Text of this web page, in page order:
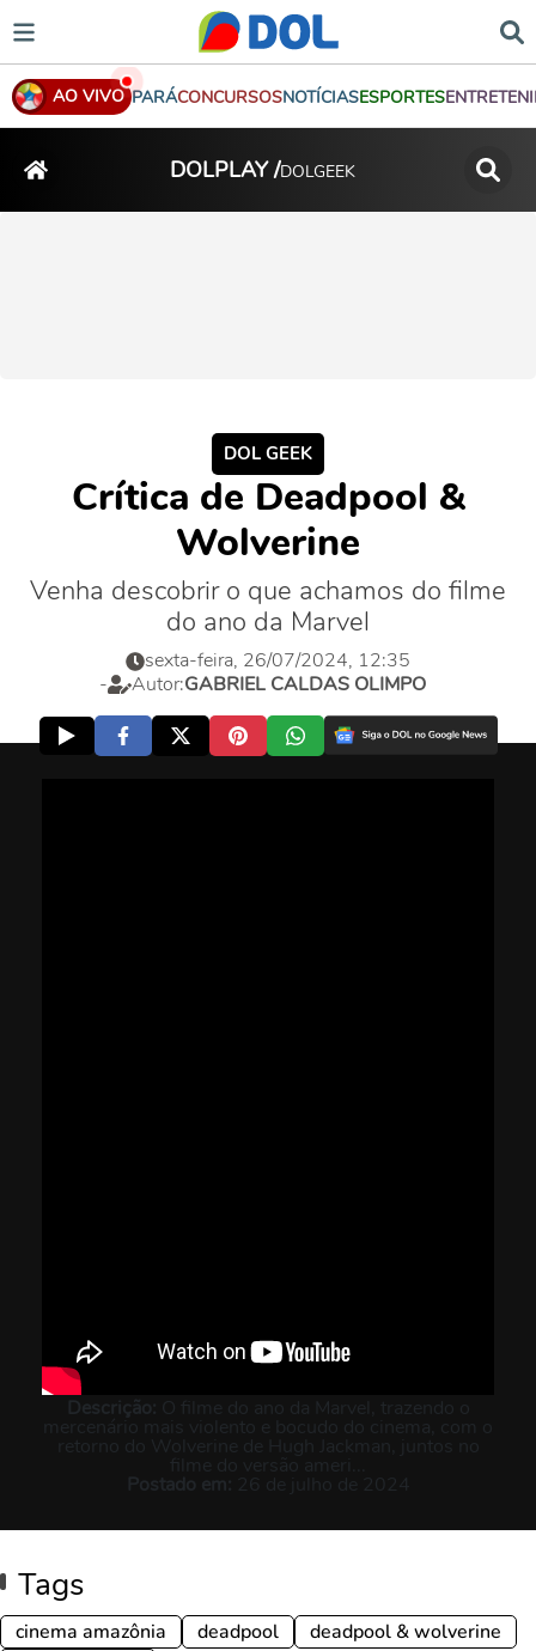
AO VIVO PARÁCONCURSOSNOTÍCIASESPORTES
DOLPLAY /DOLGEEK
DOL GEEK
Crítica de Deadpool &
Wolverine
Venha descobrir o que achamos do filme
do ano da Marvel
sexta-feira, 26/07/2024, 12:35
-
Autor:GABRIEL CALDAS OLIMPO
Descrição: O filme do ano da Marvel, trazendo o
mercenário mais violento e bocudo do cinema, com o
retorno do Wolverine de Hugh Jackman, juntos no
filme do versão ameri...
Postado em: 26 de julho de 2024
Tags
cinema amazônia deadpool
deadpool & wolverine